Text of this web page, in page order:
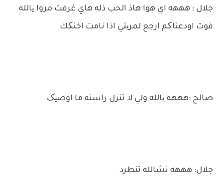
جلال : هههه اي هوا هاذ الحب ذله هاي غرفت مروا یالله
فوت اودعناکم ارجع لمریتي اذا نامت اخنکك
صالح :هههه یالله ولي لا تنزل راسنه ما اوصیک
جلال: هههه نشالله تنطرد